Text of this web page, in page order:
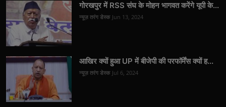
गोरखपुर में RSS संघ के मोहन भागवत करेंगे यूपी के...
न्यूज़ तरंग डेस्क Jun 13, 2024
आखिर क्यों हुआ UP में बीजेपी की परफॉर्मेंस क्यों ह...
न्यूज़ तरंग डेस्क Jul 6, 2024